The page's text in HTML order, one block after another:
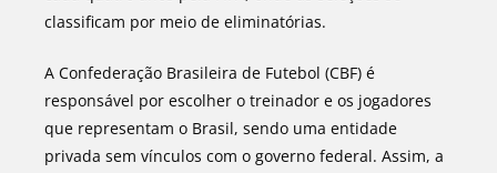
classificam por meio de eliminatórias.
A Confederação Brasileira de Futebol (CBF) é
responsável por escolher o treinador e os jogadores
que representam o Brasil, sendo uma entidade
privada sem vínculos com o governo federal. Assim, a